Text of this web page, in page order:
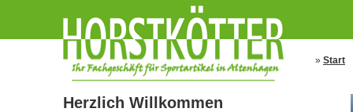
» Start
Herzlich Willkommen